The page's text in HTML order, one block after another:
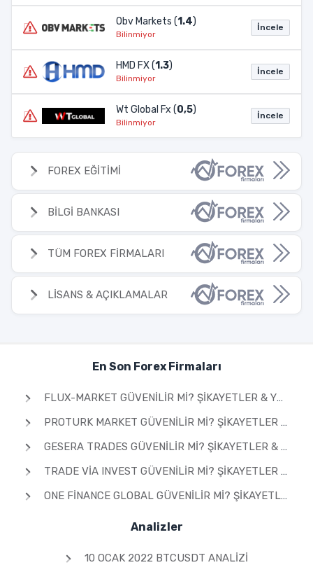
Obv Markets (1.4)
Bilinmiyor
İncele
HMD FX (1.3)
Bilinmiyor
İncele
Wt Global Fx (0,5)
Bilinmiyor
İncele
FOREX EĞİTİMİ
BİLGİ BANKASI
TÜM FOREX FİRMALARI
LİSANS & AÇIKLAMALAR
En Son Forex Firmaları
FLUX-MARKET GÜVENILIR MI? ŞIKAYETLER & YORUMLAR 2026
PROTURK MARKET GÜVENILIR MI? ŞIKAYETLER & YORUMLAR 2026
GESERA TRADES GÜVENILIR MI? ŞIKAYETLER & YORUMLAR 2026
TRADE VIA INVEST GÜVENILIR MI? ŞIKAYETLER & YORUMLAR 2026
ONE FINANCE GLOBAL GÜVENILIR MI? ŞIKAYETLER & YORUMLAR 2026
Analizler
10 OCAK 2022 BTCUSDT ANALIZI